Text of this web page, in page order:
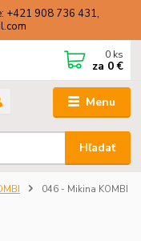
+421 908 736 431,
Menu
Hľadať
0 ks
za 0 €
046 - Mikina KOMBI